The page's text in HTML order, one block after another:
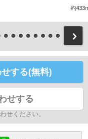
約
する(無料)
せする
せください。